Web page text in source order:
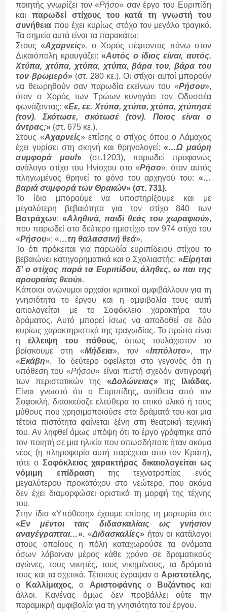
ποιητής γνωρίζει τον «Ρήσο» σαν έργο του Ευριπίδη
καιπαρωδεί στίχους του κατά τη γνωστή του
συνήθεια που έχει κυρίως στόχο τον μεγάλο τραγικό.
Τα σημεία αυτά είναι τα παρακάτω:
Στους «Αχαρνείς», ο Χορός πέφτοντας πάνω στον
Δικαιόπολη κραυγάζει:«Αυτός ο ίδιος είναι, αυτός.
Χτύπα, χτύπα, χτύπα, χτύπα, βάρα του, βάρα του
τον βρωμερό»(στ. 280 κε.). Οι στίχοι αυτοί μπορούν
να θεωρηθούν σαν παρωδία εκείνων του «Ρήσου»,
όταν ο Χορός των Τρώων κυνηγάει τον Οδυσσέα
φωνάζοντας: «Εε, εε. Χτύπα, χτύπα, χτύπα, χτύπησέ
(τον). Σκότωσε, σκότωσέ (τον). Ποιος είναι ο
άντρας;» (στ. 675 κε.).
Στους «Αχαρνείς» επίσης ο στίχος όπου ο Λάμαχος
έχει γυρίσει στη σκηνή και θρηνολογεί: «…Ω μαύρη
συμφορά μου!»(στ.1203), παρωδεί προφανώς
ανάλογο στίχο του Ηνίοχου στο «Ρήσο», όταν αυτός
πληγωμένος θρηνεί το φόνο του αρχηγού του: «…
βαριά συμφορά των Θρακών» (στ. 731).
Το ίδιο μπορούμε να υποστηρίξουμε και με
μεγαλύτερη βεβαιότητα για τον στίχο 840 των
Βατράχων:«Αληθινά, παιδί θεάς του χωραφιού»,
που παρωδεί στο δεύτερο ημιστίχιο τον 974 στίχο του
«Ρήσου»: «…τη θαλασσινή θεά».
Το ότι πρόκειται για παρωδία ευριπίδειου στίχου το
βεβαιώνει κατηγορηματικά και ο Σχολιαστής: «Είρηται
δ’ ο στίχος παρά τα Ευριπίδου, άληθες, ω παι της
αρουραίας θεού».
Κάποιοι ανώνυμοι αρχαίοι κριτικοί αμφιβάλλουν για τη
γνησιότητα το έργου και η αμφιβολία τους αυτή
αιτιολογείται με το Σοφόκλειο χαρακτήρα του
δράματος. Αυτό μπορεί ίσως να αποδοθεί σε δύο
κυρίως χαρακτηριστικά της τραγωδίας. Το πρώτο είναι
η έλλειψη του πάθους, όπως τουλάχιστον το
βρίσκουμε στη «Μήδεια», τον «Ιππόλυτο», την
«Εκάβη». Το δεύτερο οφείλεται στο γεγονός ότι η
υπόθεση του «Ρήσου» είναι πιστή σχεδόν αντιγραφή
των περιστατικών της «Δολώνειας»της Ιλιάδας.
Είναι γνωστό ότι ο Ευριπίδης, αντίθετα από τον
Σοφοκλή, διασκεύαζε ελεύθερα το επικό υλικό ή τους
μύθους που χρησιμοποιούσε στα δράματά του και μια
τέτοια πιστότητα φαίνεται ξένη στη θεατρική τεχνική
του. Αν ληφθεί όμως υπόψη ότι το έργο γράφτηκε από
τον ποιητή σε μια ηλικία που οπωσδήποτε ήταν ακόμα
νέος (η πληροφορία αυτή παρέχεται από τον Κράτη),
τότε ο Σοφόκλειος χαρακτήρας δικαιολογείται ως
νόμιμη επίδραση της τεχνοτροπίας ενός
μεγαλύτερου προκατόχου στο νεώτερο, που ακόμα
δεν έχει διαμορφώσει οριστικά τη μορφή της τέχνης
του.
Στην ίδια «Υπόθεση» έχουμε επίσης τη μαρτυρία ότι:
«Εν μέντοι ταις διδασκαλίαις ως γνήσιον
αναγέγραπται…». «Διδασκαλίες»ήταν οι κατάλογοι
στους οποίους η πόλη καταχωρούσε τα ονόματα
όσων λάβαιναν μέρος κάθε χρόνο σε δραματικούς
αγώνες, τους νικητές, τους νικημένους, τα δράματά
τους και τα σχετικά. Τέτοιους έγραψαν ο Αριστοτέλης,
ο
Καλλίμαχος, ο Αριστοφάνηςο Βυζάντιοςκαι
άλλοι. Κανένας όμως δεν προβάλλει ούτε την
παραμικρή αμφιβολία για τη γνησιότητα του έργου.